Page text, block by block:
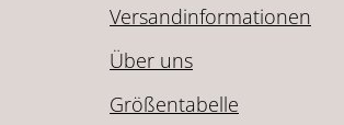
Versandinformationen
Über uns
Größentabelle